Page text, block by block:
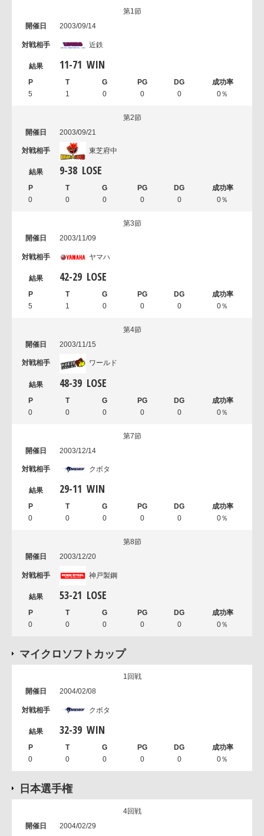
第1節
2003/09/14
近鉄
11-71 WIN
5 1 0 0 0 0％
第2節
2003/09/21
東芝府中
9-38 LOSE
0 0 0 0 0 0％
第3節
2003/11/09
ヤマハ
42-29 LOSE
5 1 0 0 0 0％
第4節
2003/11/15
ワールド
48-39 LOSE
0 0 0 0 0 0％
第7節
2003/12/14
クボタ
29-11 WIN
0 0 0 0 0 0％
第8節
2003/12/20
神戸製鋼
53-21 LOSE
0 0 0 0 0 0％
マイクロソフトカップ
1回戦
2004/02/08
クボタ
32-39 WIN
0 0 0 0 0 0％
日本選手権
4回戦
2004/02/29